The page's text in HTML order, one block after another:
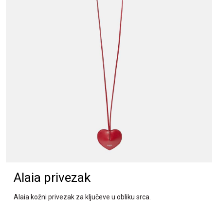
Alaia privezak
Alaia kožni privezak za ključeve u obliku srca.